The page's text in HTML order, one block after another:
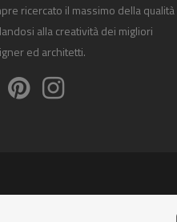
ricercato il massimo della qualità
alla creatività dei migliori
ed architetti.